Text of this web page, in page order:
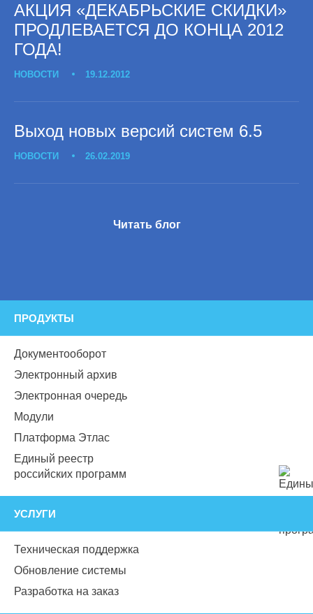
АКЦИЯ «ДЕКАБРЬСКИЕ СКИДКИ»
ПРОДЛЕВАЕТСЯ ДО КОНЦА 2012
ГОДА!
НОВОСТИ 19.12.2012
Выход новых версий систем 6.5
НОВОСТИ 26.02.2019
Читать блог
ПРОДУКТЫ
Документооборот
Электронный архив
Электронная очередь
Модули
Платформа Этлас
Единый реестр
российских программ
УСЛУГИ
Техническая поддержка
Обновление системы
Разработка на заказ